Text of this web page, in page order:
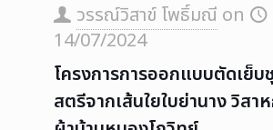
วรรณ์วิสาข์ โพธิ์มณี on
14/07/2024
โครงการการออกแบบตัดเย็บ
สตรีจากเส้นใยใบย่านาง วิส